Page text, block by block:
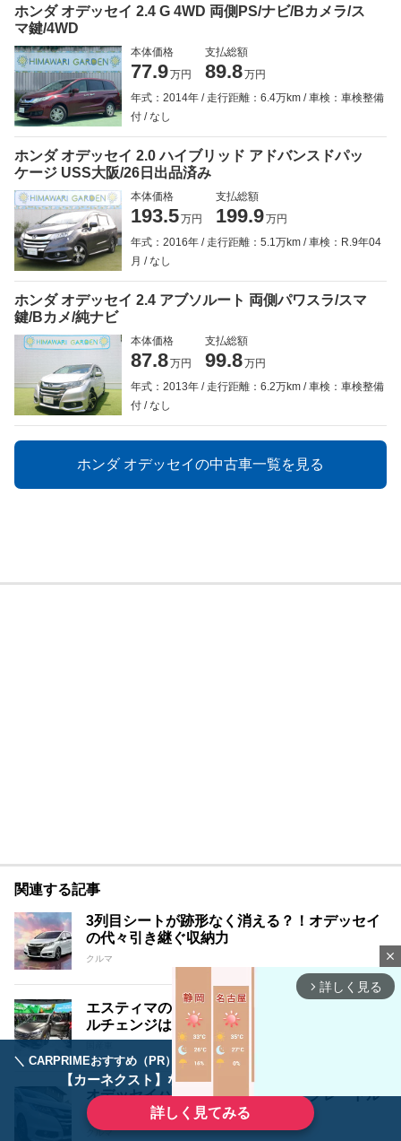
＼ CARPRIMEおすすめ（PR） ／ディーラーで手放すのはもったいない！
【カーネクスト】ならどんなクルマも高価買取
詳しく見てみる
ホンダ オデッセイ 2.4 G 4WD 両側PS/ナビ/Bカメラ/ス
マ鍵/4WD
本体価格
77.9万円
支払総額
89.8万円
年式：2014年
走行距離：6.4万km
車検：車検整備
付
なし
ホンダ オデッセイ 2.0 ハイブリッド アドバンスドパッ
ケージ USS大阪/26日出品済み
本体価格
193.5万円
支払総額
199.9万円
年式：2016年
走行距離：5.1万km
車検：R.9年04
月
なし
ホンダ オデッセイ 2.4 アブソルート 両側パワスラ/スマ
鍵/Bカメ/純ナビ
本体価格
87.8万円
支払総額
99.8万円
年式：2013年
走行距離：6.2万km
車検：車検整備
付
なし
ホンダ オデッセイの中古車一覧を見る
関連する記事
3列目シートが跡形なく消える？！オデッセイ
の代々引き継ぐ収納力
クルマ
エスティマの影響？新型オデッセイのフルモデ
ルチェンジは2019年か？！
オデッセイハイブリッドの2列目。クレードル
シートの3つの特徴
クルマ
close
arrow_forward_ios 詳しく見る